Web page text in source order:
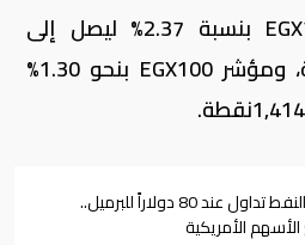
بنسبة 2.37% ليصل إلى
EGX100
بنحو 1.30%
.
أسعار النفط تداول عند 80 دولاراً للبرميل..
الأسهم الأمريكية